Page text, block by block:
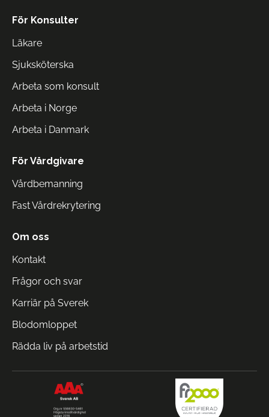
För Konsulter
Läkare
Sjuksköterska
Arbeta som konsult
Arbeta i Norge
Arbeta i Danmark
För Vårdgivare
Vårdbemanning
Fast Vårdrekrytering
Om oss
Kontakt
Frågor och svar
Karriär på Sverek
Blodomloppet
Rädda liv på arbetstid